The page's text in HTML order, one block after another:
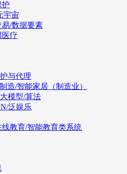
护
宇宙
/数据要素
医疗
与代理
造/智能家居（制造业）
模型/算法
泛娱乐
教育/智能教育类系统